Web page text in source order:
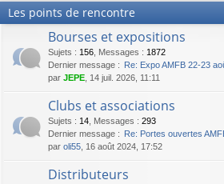
Les points de rencontre
Bourses et expositions
Sujets : 156 Messages : 1872
Dernier message : Re: Expo AMFB 22-23
par JEPE , 14 juil. 2026, 11:11
Clubs et associations
Sujets : 14 Messages : 293
Dernier message : Re: Portes ouvertes
par oli55 , 16 août 2024, 17:52
Distributeurs